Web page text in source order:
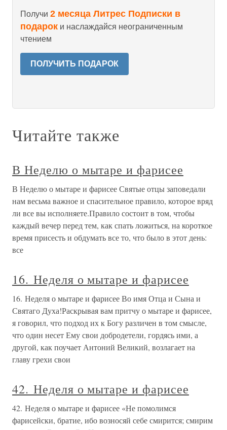
Получи 2 месяца Литрес Подписки в
подарок и наслаждайся неограниченным
чтением
ПОЛУЧИТЬ ПОДАРОК
Читайте также
В Неделю о мытаре и фарисее
В Неделю о мытаре и фарисее Святые отцы заповедали
нам весьма важное и спасительное правило, которое вряд
ли все вы исполняете.Правило состоит в том, чтобы
каждый вечер перед тем, как спать ложиться, на короткое
время присесть и обдумать все то, что было в этот день:
все
16. Неделя о мытаре и фарисее
16. Неделя о мытаре и фарисее Во имя Отца и Сына и
Святаго Духа!Раскрывая вам притчу о мытаре и фарисее,
я говорил, что подход их к Богу различен в том смысле,
что один несет Ему свои добродетели, гордясь ими, а
другой, как поучает Антоний Великий, возлагает на
главу грехи свои
42. Неделя о мытаре и фарисее
42. Неделя о мытаре и фарисее «Не помолимся
фарисейски, братие, ибо возносяй себе смирится; смирим